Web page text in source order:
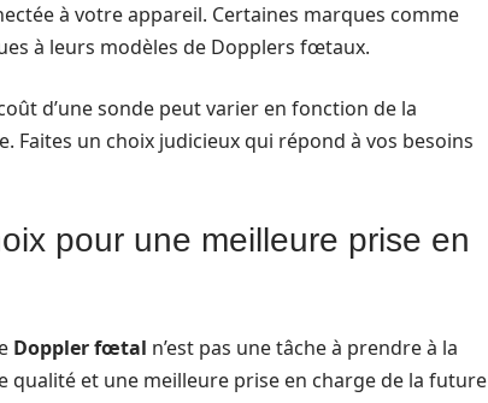
à votre appareil. Certaines marques comme
à leurs modèles de Dopplers fœtaux.
d’une sonde peut varier en fonction de la
Faites un choix judicieux qui répond à vos besoins
pour une meilleure prise en
Doppler fœtal n’est pas une tâche à prendre à la
qualité et une meilleure prise en charge de la future